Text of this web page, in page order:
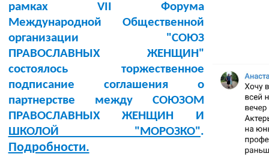
рамках VII Форума
Международной Общественной
организации "СОЮЗ
ПРАВОСЛАВНЫХ ЖЕНЩИН"
состоялось торжественное
подписание соглашения о
партнерстве между СОЮЗОМ
ПРАВОСЛАВНЫХ ЖЕНЩИН И
ШКОЛОЙ "МОРОЗКО".
Подробности.